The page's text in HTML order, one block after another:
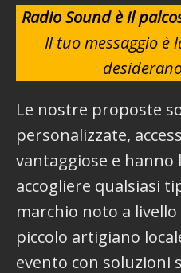
Radio Sound è il
Il tuo messaggio è
Le nostre proposte
personalizzate,
vantaggiose e hanno
accogliere qualsiasi
marchio noto a
piccolo artigiano
evento con soluzioni